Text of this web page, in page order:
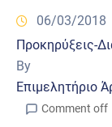
06/03/2018
Προκηρύξεις-
By
Επιμελητήριο
Comment off